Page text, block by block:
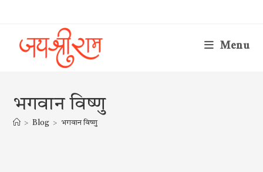
Menu
भगवान विष्णु
> Blog > भगवान विष्णु